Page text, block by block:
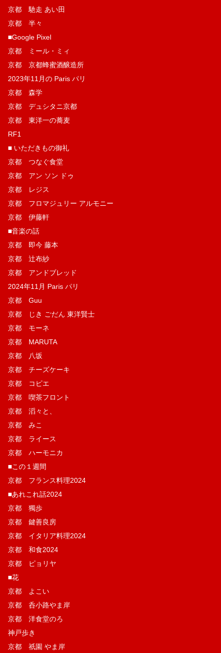
京都 馳走 あい田
京都 半々
■Google Pixel
京都 ミール・ミィ
京都 京都蜂蜜酒醸造所
2023年11月の Paris パリ
京都 森学
京都 デュシタニ京都
京都 東洋一の蕎麦
RF1
■ いただきもの御礼
京都 つなぐ食堂
京都 アン ソン ドゥ
京都 レジス
京都 フロマジュリー アルモニー
京都 伊藤軒
■音楽の話
京都 即今 藤本
京都 辻布紗
京都 アンドブレッド
2024年11月 Paris パリ
京都 Guu
京都 じき ごだん 東洋賢士
京都 モーネ
京都 MARUTA
京都 八坂
京都 チーズケーキ
京都 コピエ
京都 喫茶フロント
京都 滔々と、
京都 みこ
京都 ライース
京都 ハーモニカ
■この１週間
京都 フランス料理2024
■あれこれ話2024
京都 獨歩
京都 鍵善良房
京都 イタリア料理2024
京都 和食2024
京都 ピョリヤ
■花
京都 よこい
京都 呑小路やま岸
京都 洋食堂のろ
神戸歩き
京都 祇園 やま岸